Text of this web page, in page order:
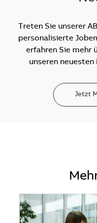
Treten Sie unserer
personalisierte
erfahren Sie mehr
unseren
Jetzt